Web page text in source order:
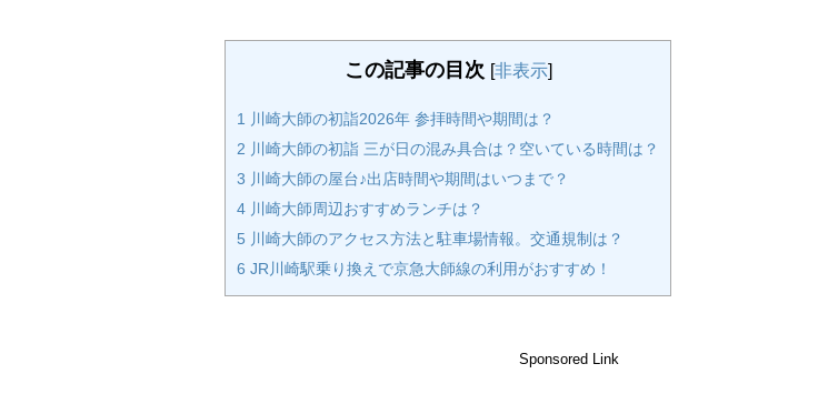
この記事の目次 [非表示]
1
川崎大師の初詣2026年 参拝時間や期間は？
2 川崎大師の初詣 三が日の混み具合は？空いている時間は？
3 川崎大師の屋台♪出店時間や期間はいつまで？
4 川崎大師周辺おすすめランチは？
5 川崎大師のアクセス方法と駐車場情報。交通規制は？
6 JR川崎駅乗り換えで京急大師線の利用がおすすめ！
Sponsored Link